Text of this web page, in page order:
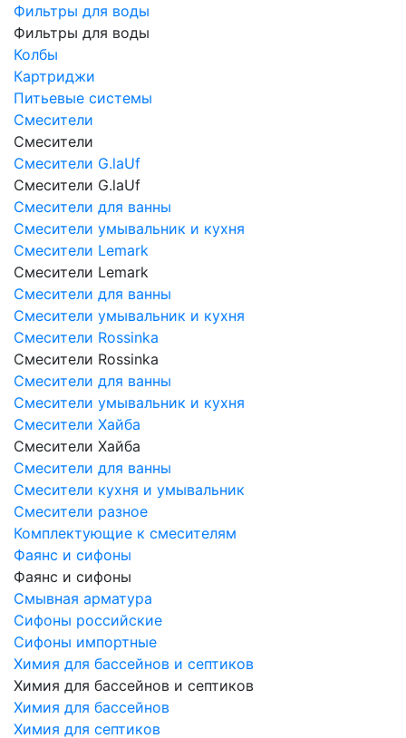
Фильтры для воды
Фильтры для воды
Колбы
Картриджи
Питьевые системы
Смесители
Смесители
Смесители G.laUf
Смесители G.laUf
Смесители для ванны
Смесители умывальник и кухня
Смесители Lemark
Смесители Lemark
Смесители для ванны
Смесители умывальник и кухня
Смесители Rossinka
Смесители Rossinka
Смесители для ванны
Смесители умывальник и кухня
Смесители Хайба
Смесители Хайба
Смесители для ванны
Смесители кухня и умывальник
Смесители разное
Комплектующие к смесителям
Фаянс и сифоны
Фаянс и сифоны
Смывная арматура
Сифоны российские
Сифоны импортные
Химия для бассейнов и септиков
Химия для бассейнов и септиков
Химия для бассейнов
Химия для септиков